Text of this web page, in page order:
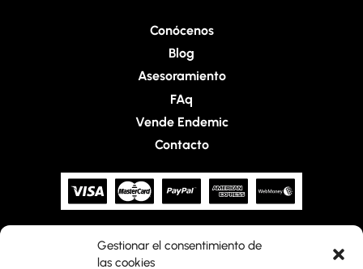
Gestionar el consentimiento de
las cookies
Conócenos
Blog
Asesoramiento
FAq
Vende Endemic
Contacto
Home